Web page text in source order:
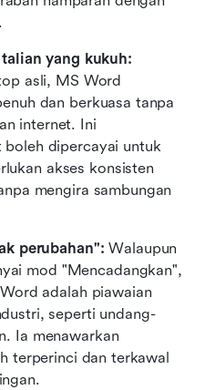
yang kukuh:
asli, MS Word
dan berkuasa tanpa
internet. Ini
boleh dipercayai untuk
akses konsisten
mengira sambungan
perubahan": Walaupun
mod "Mencadangkan",
adalah piawaian
seperti undang-
Ia menawarkan
terperinci dan terkawal